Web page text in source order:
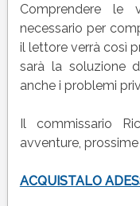
Comprendere le
necessario per
il lettore verrà così
sarà la soluzione
anche i problemi
Il commissario
avventure,
ACQUISTALO